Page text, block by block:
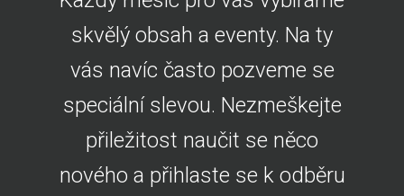
skvělý obsah a eventy. Na ty
vás navíc často pozveme se
speciální slevou. Nezmeškejte
přiležitost naučit se něco
nového a přihlaste se k odběru